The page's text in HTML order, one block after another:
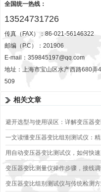
全国统一热线：
13524731726
传真（FAX）：86-021-56146322
邮编（P.C）：201906
E-mail： 359845197@qq.com
地址：上海市宝山区水产西路680弄
509
相关文章
避开选型与使用误区：详解变压器变
别测试仪的日常校准方法、常见组
异常排查方案
一文读懂变压器变比组别测试仪：
型、接线规范、报告生成全流程标
作指南
用自动变压器变比测试仪，如何快
变压器是否合格？
变压器变比测量仪操作步骤，接线
数设定变比测试数据保存使用教程
变压器变比组别测试仪与传统检测